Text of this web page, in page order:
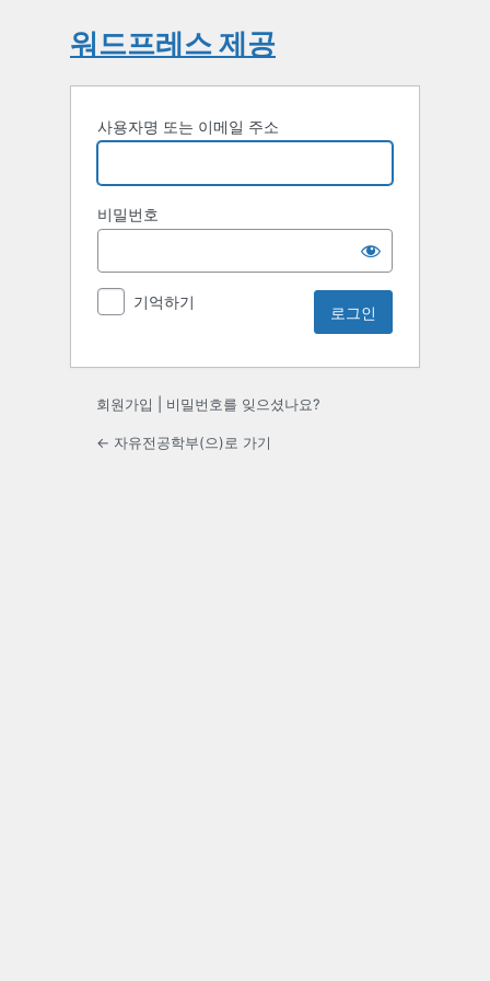
워드프레스 제공
사용자명 또는 이메일 주소
비밀번호
기억하기
회원가입 비밀번호를 잊으셨나요?
← 자유전공학부(으)로 가기